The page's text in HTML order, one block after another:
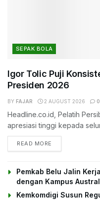
SEPAK BOLA
Igor Tolic Puji
Presiden 2026
BY FAJAR 2 AUGUST 2026 0
Headline.co.id, Pelatih
apresiasi tinggi kepada
READ MORE
Pemkab Belu Jalin
dengan Kampus
Kemkomdigi Susun